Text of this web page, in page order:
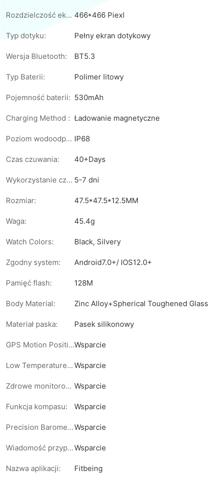
Rozdzielczość ekranu: 466*466 Piexl
Typ dotyku: Pełny ekran dotykowy
Wersja Bluetooth: BT5.3
Typ Baterii: Polimer litowy
Pojemność baterii: 530mAh
Charging Method : Ładowanie magnetyczne
Poziom wodoodporności: IP68
Czas czuwania: 40+Days
Wykorzystanie czasu: 5-7 dni
Rozmiar: 47.5*47.5*12.5MM
Waga: 45.4g
Watch Colors: Black, Silvery
Zgodny system: Android7.0+/ IOS12.0+
Pamięć flash: 128M
Body Material: Zinc Alloy+Spherical Toughened Glass
Materiał paska: Pasek silikonowy
GPS Motion Positioning:Wsparcie
Low Temperature Mode: Wsparcie
Zdrowe monitorowanie: Wsparcie
Funkcja kompasu: Wsparcie
Precision Barometer:Wsparcie
Wiadomość przypomnienie:Wsparcie
Nazwa aplikacji: Fitbeing